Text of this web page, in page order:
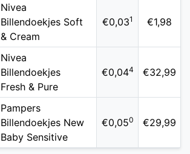
Nivea
Billendoekjes Soft
& Cream
€0,031 €1,98
Nivea
Billendoekjes
Fresh & Pure
€0,044 €32,99
Pampers
Billendoekjes New
Baby Sensitive
€0,050 €29,99